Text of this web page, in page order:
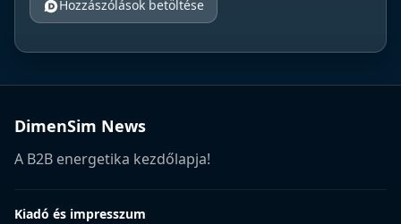
Hozzászólások betöltése
DimenSim News
A B2B energetika kezdőlapja!
Kiadó és impresszum